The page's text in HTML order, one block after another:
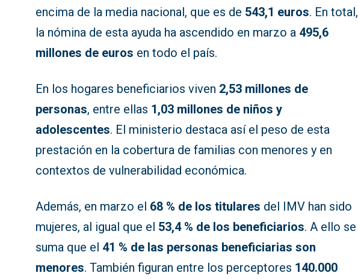
encima de la media nacional, que es de 543,1 euros. En total,
la nómina de esta ayuda ha ascendido en marzo a 495,6
millones de euros en todo el país.
En los hogares beneficiarios viven 2,53 millones de
personas, entre ellas 1,03 millones de niños y
adolescentes. El ministerio destaca así el peso de esta
prestación en la cobertura de familias con menores y en
contextos de vulnerabilidad económica.
Además, en marzo el 68 % de los titulares del IMV han sido
mujeres, al igual que el 53,4 % de los beneficiarios. A ello se
suma que el 41 % de las personas beneficiarias son
menores. También figuran entre los perceptores 140.000